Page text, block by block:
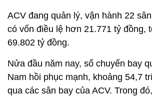
ACV đang quản lý, vận hành 22
có vốn điều lệ hơn 21.771 tỷ đồng,
69.802 tỷ đồng.
Nửa đầu năm nay, số chuyến bay
Nam hồi phục mạnh, khoảng 54,7
qua các sân bay của ACV. Trong